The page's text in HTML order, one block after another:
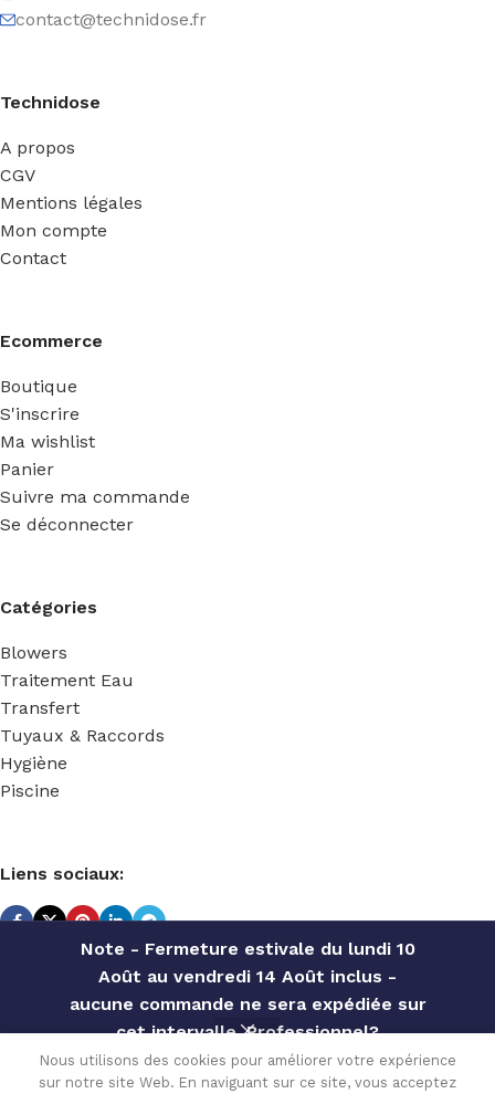
Note - Fermeture estivale du lundi 10
Août au vendredi 14 Août inclus -
aucune commande ne sera expédiée sur
cet intervalle. Professionnel?
Contactez notre service commercial
pour des offres personnalisées, des
contact@technidose.fr
Technidose
A propos
CGV
Mentions légales
Mon compte
Contact
Ecommerce
Boutique
S'inscrire
Ma wishlist
Panier
Suivre ma commande
Se déconnecter
Catégories
Blowers
Traitement Eau
Transfert
Tuyaux & Raccords
Hygiène
Piscine
Liens sociaux:
TECHNIDOSE 2022 Réalisé parACS INFORMATIQUE
Nous utilisons des cookies pour améliorer votre expérience
sur notre site Web. En naviguant sur ce site, vous acceptez
COUDE
3/8 »Gm
–
39.72 € En stock